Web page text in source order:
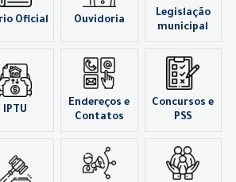
Oficial Ouvidoria
Legislação
municipal
IPTU
Endereços e
Contatos
Concursos e
PSS